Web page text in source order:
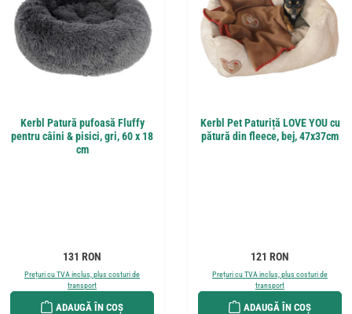
Kerbl Patură pufoasă Fluffy
pentru câini & pisici, gri, 60 x 18
cm
Preț obișnuit:
131 RON
Prețuri cu TVA inclus, plus costuri de
transport
ADAUGĂ ÎN COȘ
Kerbl Pet Paturiță LOVE YOU cu
pătură din fleece, bej, 47x37cm
Preț obișnuit:
121 RON
Prețuri cu TVA inclus, plus costuri de
transport
ADAUGĂ ÎN COȘ